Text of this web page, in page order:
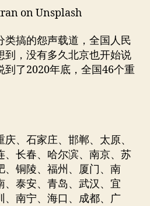
on Unsplash
类搞的怨声载道，全国人民
到，没有多久北京也开始说
到了2020年底，全国46个重
、石家庄、邯郸、太原、
、长春、哈尔滨、南京、苏
、铜陵、福州、厦门、南
、泰安、青岛、武汉、宜
、南宁、海口、成都、广